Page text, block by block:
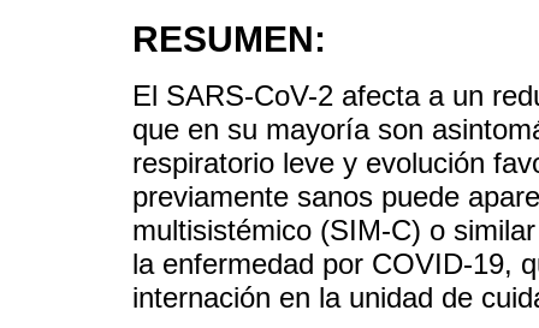
RESUMEN:
El SARS-CoV-2 afecta a un
que en su mayoría son
respiratorio leve y evolución
previamente sanos puede
multisistémico (SIM-C) o
la enfermedad por COVID-19,
internación en la unidad de